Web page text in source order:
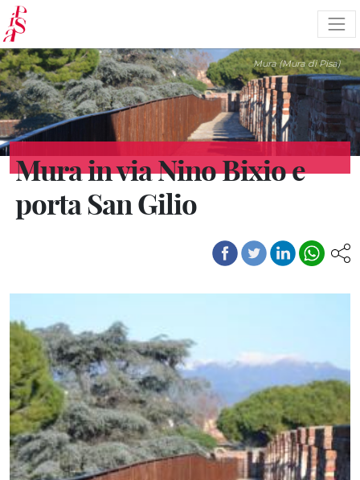
Pasar
al
contenido
principal
Mura (Mura di Pisa)
Mura in via Nino Bixio e
porta San Gilio